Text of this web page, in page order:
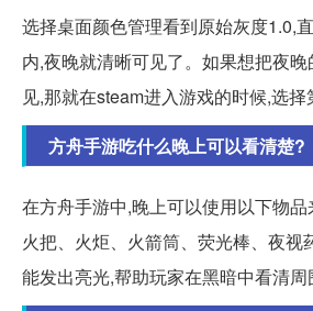
选择桌面颜色管理看到原始灰度1.0,
内,夜晚就清晰可见了。如果想把夜
见,那就在steam进入游戏的时候,选择
方舟手游吃什么晚上可以看清楚?
在方舟手游中,晚上可以使用以下物
火把、火炬、火箭筒、荧光棒、夜视
能发出亮光,帮助玩家在黑暗中看清周